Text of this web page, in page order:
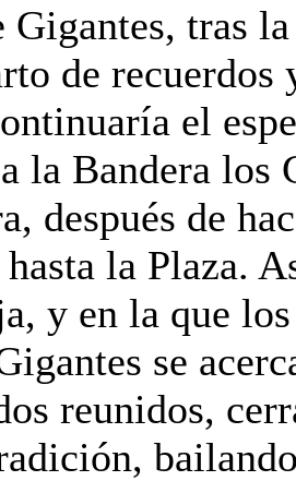
tras
de
el
la Bandera los
después de
la Plaza.
y en la que
se
reunidos,